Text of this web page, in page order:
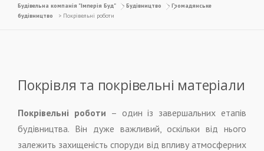
Будівельна компанія "Імперія Буд" > Будівництво > Громадянське
будівництво
> Покрівельні роботи
Покрівля та покрівельні матеріали
Покрівельні роботи – один із завершальних етапів
будівництва. Він дуже важливий, оскільки від нього
залежить захищеність споруди від впливу атмосферних